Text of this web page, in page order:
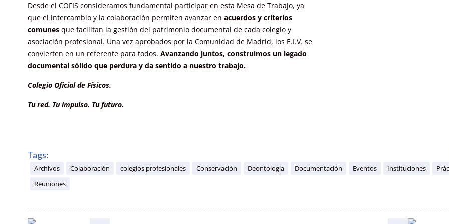
Desde el COFIS consideramos fundamental participar en esta Mesa de Trabajo, ya
que el intercambio y la colaboración permiten avanzar en acuerdos y criterios
comunesque facilitan la gestión del patrimonio documental de cada colegio y
asociación profesional. Una vez aprobados por la Comunidad de Madrid, los E.I.V. se
convierten en un referente para todos. Avanzando juntos, construimos un legado
documental sólido que perdura y da sentido a nuestro trabajo.
Colegio Oficial de Físicos.
Tu red. Tu impulso. Tu futuro.
Tags:
Archivos Colaboración colegios profesionales Conservación Deontología Documentación Eventos Instituciones
Reuniones